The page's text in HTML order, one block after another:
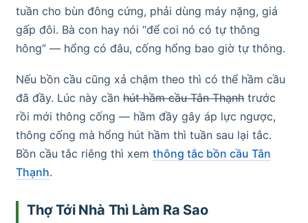
tuần cho bùn đông cứng, phải dùng máy nặng, giá
gấp đôi. Bà con hay nói “để coi nó có tự thông
hông” — hổng có đâu, cống hổng bao giờ tự thông.
Nếu bồn cầu cũng xả chậm theo thì có thể hầm cầu
đã đầy. Lúc này cần hút hầm cầu Tân Thạnh trước
rồi mới thông cống — hầm đầy gây áp lực ngược,
thông cống mà hổng hút hầm thì tuần sau lại tắc.
Bồn cầu tắc riêng thì xem thông tắc bồn cầu Tân
Thạnh.
Thợ Tới Nhà Thì Làm Ra Sao